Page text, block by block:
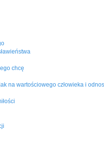
chcę
na wartościowego człowieka i